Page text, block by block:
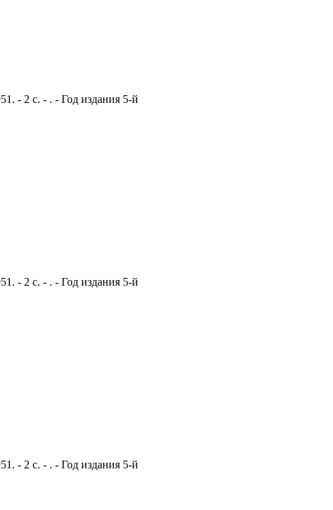
- 2 с. - . - Год издания 5-й
- 2 с. - . - Год издания 5-й
- 2 с. - . - Год издания 5-й